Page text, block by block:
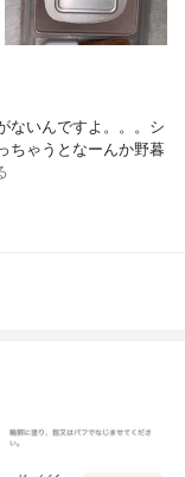
ないんですよ。。。シ
ちゃうとなーんか野暮